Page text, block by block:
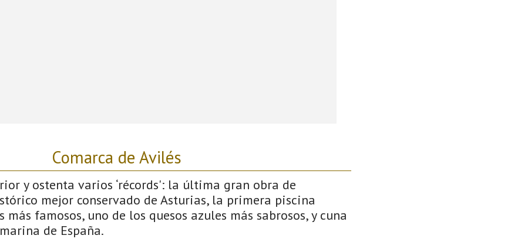
Comarca de Avilés
y ostenta varios ‘récords': la última gran obra de
mejor conservado de Asturias, la primera piscina
famosos, uno de los quesos azules más sabrosos, y cuna
de España.